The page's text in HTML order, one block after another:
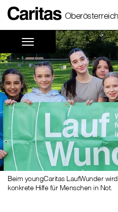
Oberösterreich
Beim youngCaritas LaufWunder
konkrete Hilfe für Menschen in Not.